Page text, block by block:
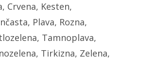
Crvena, Kesten,
Plava, Rozna,
Tamnoplava,
Tirkizna, Zelena,